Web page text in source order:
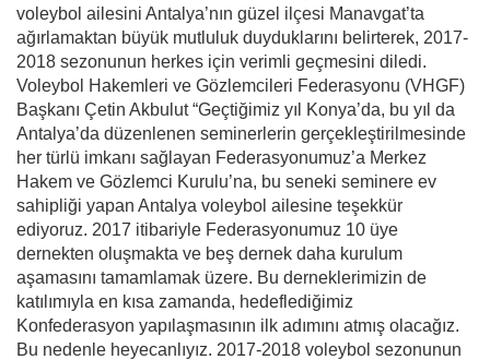
voleybol ailesini Antalya’nın güzel ilçesi Manavgat’ta
ağırlamaktan büyük mutluluk duyduklarını belirterek, 2017-
2018 sezonunun herkes için verimli geçmesini diledi.
Voleybol Hakemleri ve Gözlemcileri Federasyonu (VHGF)
Başkanı Çetin Akbulut “Geçtiğimiz yıl Konya’da, bu yıl da
Antalya’da düzenlenen seminerlerin gerçekleştirilmesinde
her türlü imkanı sağlayan Federasyonumuz’a Merkez
Hakem ve Gözlemci Kurulu’na, bu seneki seminere ev
sahipliği yapan Antalya voleybol ailesine teşekkür
ediyoruz. 2017 itibariyle Federasyonumuz 10 üye
dernekten oluşmakta ve beş dernek daha kurulum
aşamasını tamamlamak üzere. Bu derneklerimizin de
katılımıyla en kısa zamanda, hedeflediğimiz
Konfederasyon yapılaşmasının ilk adımını atmış olacağız.
Bu nedenle heyecanlıyız. 2017-2018 voleybol sezonunun